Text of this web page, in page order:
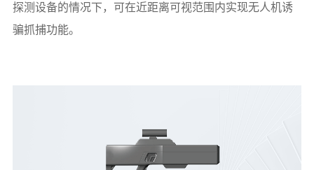
探测设备的情况下，可在近距离可视范围内实现无人机诱
骗抓捕功能。